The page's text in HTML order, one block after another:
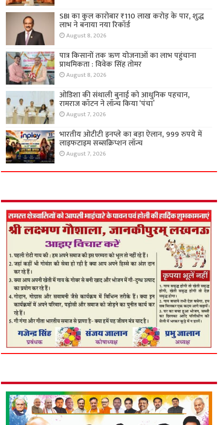
SBI का कुल कारोबार ₹110 लाख करोड़ के पार, शुद्ध
लाभ ने बनाया नया रिकॉर्ड
August 8, 2026
पात्र किसानों तक ऋण योजनाओं का लाभ पहुंचाना
प्राथमिकता : विवेक सिंह तोमर
August 8, 2026
ओडिशा की संथाली बुनाई को आधुनिक पहचान,
रामराज कॉटन ने लॉन्च किया ‘पंचा’
August 7, 2026
भारतीय ओटीटी इनप्ले का बड़ा ऐलान, 999 रुपये में
लाइफटाइम सब्सक्रिप्शन लॉन्च
August 7, 2026